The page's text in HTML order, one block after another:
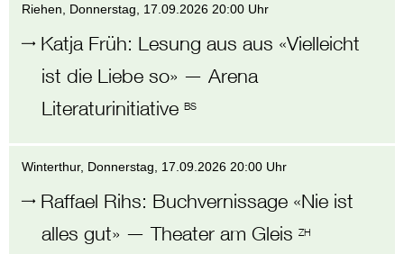
Riehen , Donnerstag, 17.09.2026 20:00 Uhr
Katja Früh: Lesung aus aus «Vielleicht
ist die Liebe so» — Arena
Literaturinitiative BS
Winterthur, Donnerstag, 17.09.2026 20:00 Uhr
Raffael Rihs: Buchvernissage «Nie ist
alles gut» —Theater am Gleis ZH